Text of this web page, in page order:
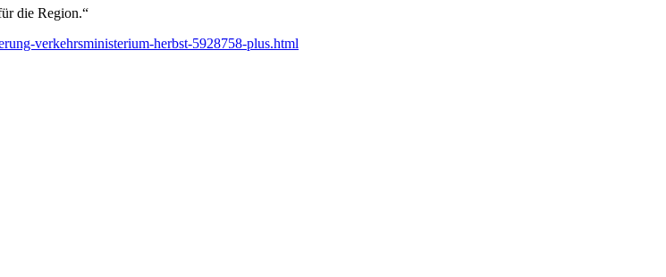
die Region.“
verkehrsministerium-herbst-5928758-plus.html